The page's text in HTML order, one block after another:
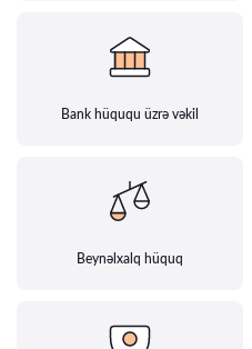
Bank hüququ üzrə vəkil
Beynəlxalq hüquq